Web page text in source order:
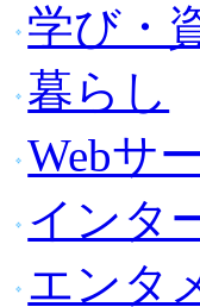
学び・
暮らし
Webサ
インタ
エンタ